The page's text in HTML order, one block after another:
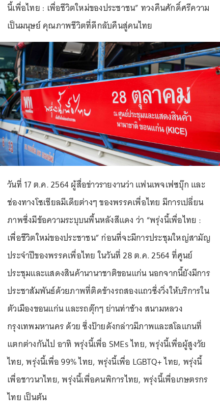
นี้เพื่อไทย : เพื่อชีวิตใหม่ของประชาชน” ทวงคืนศักดิ์ศรีความ
เป็นมนุษย์ คุณภาพชีวิตที่ดีกลับคืนสู่คนไทย
วันที่ 17 ต.ค. 2564 ผู้สื่อข่าวรายงานว่า แฟนเพจเฟซบุ๊ก และ
ช่องทางโซเชียลมีเดียต่างๆ ของพรรคเพื่อไทย มีการเปลี่ยน
ภาพซึ่งมีข้อความระบุบนพื้นหลังสีแดง ว่า “พรุ่งนี้เพื่อไทย :
เพื่อชีวิตใหม่ของประชาชน” ก่อนที่จะมีการประชุมใหญ่สามัญ
ประจำปีของพรรคเพื่อไทย ในวันที่ 28 ต.ค. 2564 ที่ศูนย์
ประชุมและแสดงสินค้านานาชาติขอนแก่น นอกจากนี้ยังมีการ
ประชาสัมพันธ์ด้วยภาพที่ติดข้างรถสองแถวซึ่งวิ่งให้บริการใน
ตัวเมืองขอนแก่น และรถตุ๊กๆ ย่านท่าช้าง สนามหลวง
กรุงเทพมหานคร ด้วย ซึ่งป้ายดังกล่าวมีภาพและสโลแกนที่
แตกต่างกันไป อาทิ พรุ่งนี้เพื่อ SMEs ไทย, พรุ่งนี้เพื่อผู้สูงวัย
ไทย, พรุ่งนี้เพื่อ 99% ไทย, พรุ่งนี้เพื่อ LGBTQ+ ไทย, พรุ่งนี้
เพื่อชาวนาไทย, พรุ่งนี้เพื่อคนพิการไทย, พรุ่งนี้เพื่อเกษตรกร
ไทย เป็นต้น